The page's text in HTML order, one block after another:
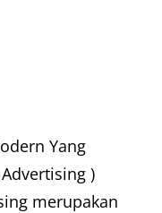
Yang
)
merupakan